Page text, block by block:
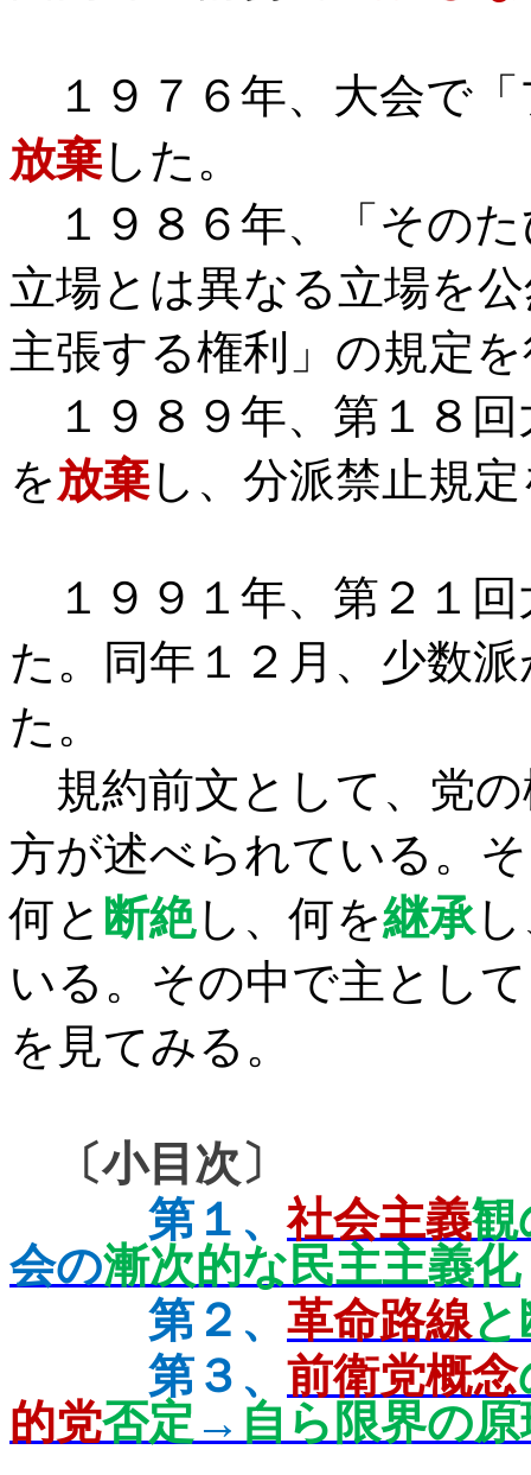
１９７６年、大会で
放棄した。
１９８６年、「その
立場とは異なる立場を
主張する権利」の規定
１９８９年、第１８
を放棄し、分派禁止規
１９９１年、第２１
た。同年１２月、少数
た。
規約前文として、党
方が述べられている。
何と 断絶し、何を継承
いる。その中で主とし
を見てみる。
〔小目次〕
第１、社会主義観
会の漸次的な民主主義化
第２、 革命路線
第３、 前衛党概念
的党否定 → 自ら限界の原